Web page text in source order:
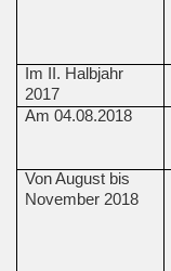
Im II. Halbjahr
2017
Am 04.08.2018
Von August bis
November 2018